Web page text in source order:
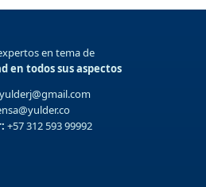
en tema de
en todos sus aspectos
yulderj@gmail.com
+57 312 593 99992